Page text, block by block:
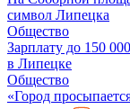
символ Липецка
Общество
Зарплату до 150
в Липецке
Общество
«Город